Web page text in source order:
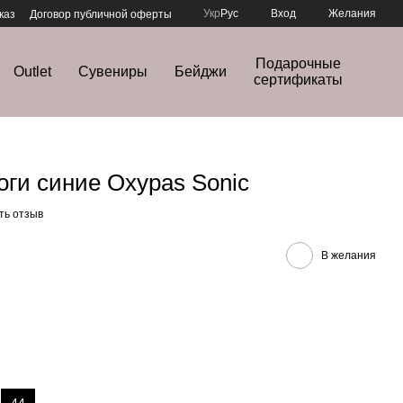
Договор публичной оферты
Укр Рус Вход Желания
Outlet Сувениры Бейджи
Подарочные
сертификаты
синие Oxypas Sonic
отзыв
В желания